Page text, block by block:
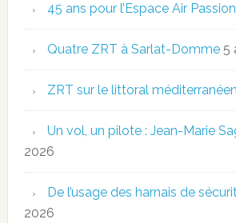
45 ans pour l’Espace Air Passion
Quatre ZRT à Sarlat-Domme 5
ZRT sur le littoral méditerranéen
Un vol, un pilote : Jean-Marie
2026
De l’usage des harnais de
2026